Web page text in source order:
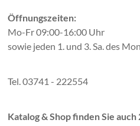
Öffnungszeiten:
Mo-Fr 09:00-16:00 Uhr
sowie jeden 1. und 3. Sa. des
Tel. 03741 - 222554
Katalog & Shop finden Sie